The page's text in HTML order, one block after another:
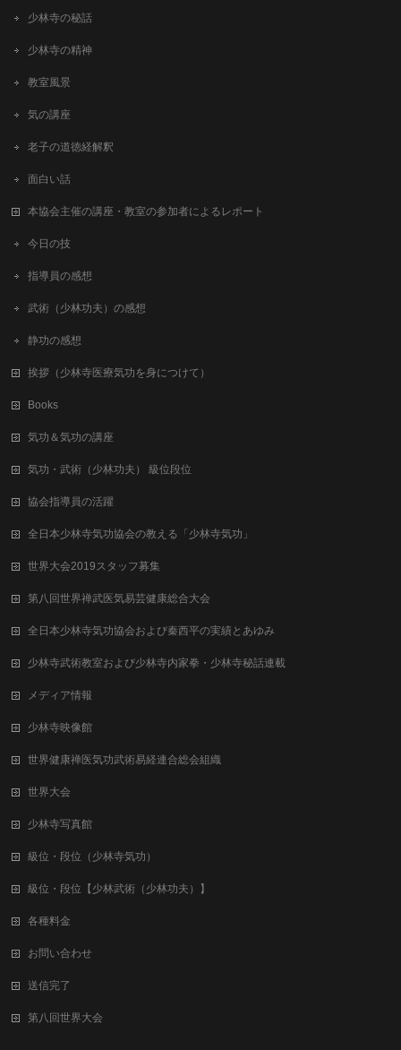
少林寺の秘話
少林寺の精神
教室風景
気の講座
老子の道徳経解釈
面白い話
本協会主催の講座・教室の参加者によるレポート
今日の技
指導員の感想
武術（少林功夫）の感想
静功の感想
挨拶（少林寺医療気功を身につけて）
Books
気功＆気功の講座
気功・武術（少林功夫） 級位段位
協会指導員の活躍
全日本少林寺気功協会の教える「少林寺気功」
世界大会2019スタッフ募集
第八回世界禅武医気易芸健康総合⼤会
全日本少林寺気功協会および秦西平の実績とあゆみ
少林寺武術教室および少林寺内家拳・少林寺秘話連載
メディア情報
少林寺映像館
世界健康禅医気功武術易経連合総会組織
世界大会
少林寺写真館
級位・段位（少林寺気功）
級位・段位【少林武術（少林功夫）】
各種料金
お問い合わせ
送信完了
第八回世界大会